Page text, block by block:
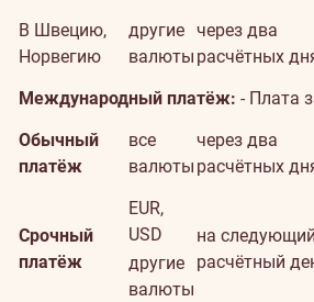
В Швецию,
Норвегию
другие
валюты
через два
расчётных
Международный платёж: - Плата
Обычный
платёж
все
валюты
через два
расчётных
Срочный
платёж
EUR,
USD
на следующий
расчётный
другие
валюты